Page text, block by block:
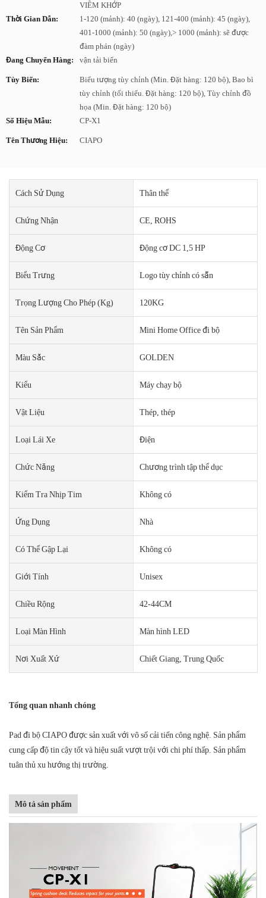
VIÊM KHỚP
Thời Gian Dẫn:
1-120 (mảnh): 40 (ngày), 121-400 (mảnh): 45 (ngày),
401-1000 (mảnh): 50 (ngày),> 1000 (mảnh): sẽ được
đàm phán (ngày)
Đang Chuyển Hàng:
vận tải biển
Tùy Biến:
Biểu tượng tùy chỉnh (Min. Đặt hàng: 120 bộ), Bao bì
tùy chỉnh (tối thiểu. Đặt hàng: 120 bộ), Tùy chỉnh đồ
họa (Min. Đặt hàng: 120 bộ)
Số Hiệu Mẫu:
CP-X1
Tên Thương Hiệu: CIAPO
Cách Sử Dụng Thân thể
Chứng Nhận CE, ROHS
Động Cơ Động cơ DC 1,5 HP
Biểu Trưng Logo tùy chỉnh có sẵn
Trọng Lượng Cho Phép (kg) 120KG
Tên Sản Phẩm Mini Home Office đi bộ
Màu Sắc GOLDEN
Kiểu Máy chạy bộ
Vật Liệu Thép, thép
Loại Lái Xe Điện
Chức Năng Chương trình tập thể dục
Kiểm Tra Nhịp Tim Không có
Ứng Dụng Nhà
Có Thể Gập Lại Không có
Giới Tính Unisex
Chiều Rộng 42-44CM
Loại Màn Hình Màn hình LED
Nơi Xuất Xứ Chiết Giang, Trung Quốc
Tổng quan nhanh chóng
Pad đi bộ CIAPO được sản xuất với vô số cải tiến công nghệ. Sản phẩm
cung cấp độ tin cậy tốt và hiệu suất vượt trội với chi phí thấp. Sản phẩm
tuân thủ xu hướng thị trường.
Mô tả sản phẩm